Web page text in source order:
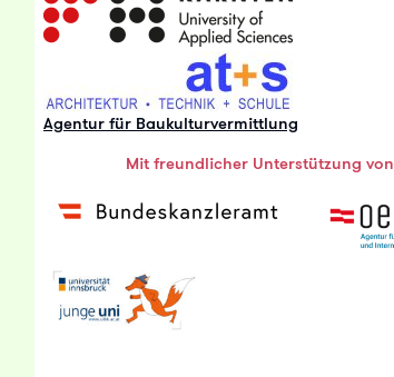
Agentur für Baukulturvermittlung
Mit freundlicher Unterstützung von